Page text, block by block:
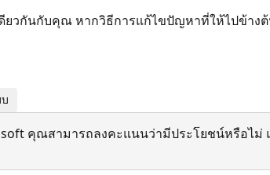
ยวกันกับคุณ หากวิธีการแก้ไขปัญหาที่ให้ไปข้า
คุณสามารถลงคะแนนว่ามีประโยชน์หรือไม่